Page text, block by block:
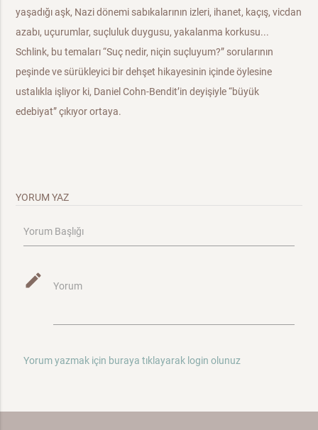
yaşadığı aşk, Nazi dönemi sabıkalarının izleri, ihanet, kaçış, vicdan
azabı, uçurumlar, suçluluk duygusu, yakalanma korkusu...
Schlink, bu temaları “Suç nedir, niçin suçluyum?” sorularının
peşinde ve sürükleyici bir dehşet hikayesinin içinde öylesine
ustalıkla işliyor ki, Daniel Cohn-Bendit’in deyişiyle “büyük
edebiyat” çıkıyor ortaya.
YORUM YAZ
Yorum Başlığı
mode_edit Yorum
Yorum yazmak için buraya tıklayarak login olunuz